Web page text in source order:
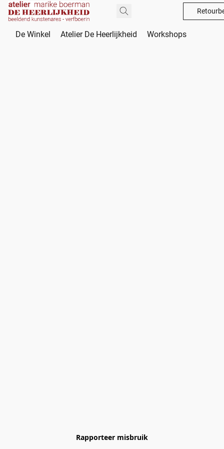
De Winkel Atelier De Heerlijkheid Workshops
Rapporteer misbruik